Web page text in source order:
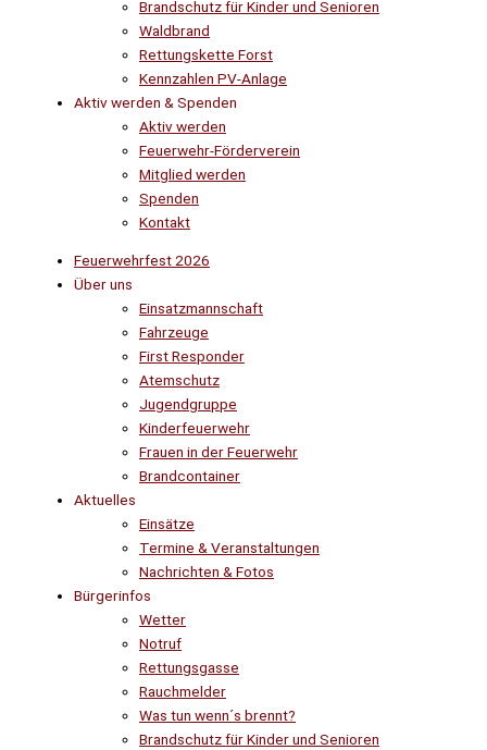
Brandschutz für Kinder und Senioren
Waldbrand
Rettungskette Forst
Kennzahlen PV-Anlage
Aktiv werden & Spenden
Aktiv werden
Feuerwehr-Förderverein
Mitglied werden
Spenden
Kontakt
Feuerwehrfest 2026
Über uns
Einsatzmannschaft
Fahrzeuge
First Responder
Atemschutz
Jugendgruppe
Kinderfeuerwehr
Frauen in der Feuerwehr
Brandcontainer
Aktuelles
Einsätze
Termine & Veranstaltungen
Nachrichten & Fotos
Bürgerinfos
Wetter
Notruf
Rettungsgasse
Rauchmelder
Was tun wenn´s brennt?
Brandschutz für Kinder und Senioren